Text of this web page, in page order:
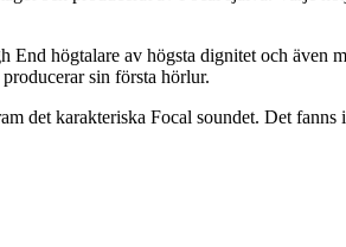
högtalare av högsta dignitet och även
sin första hörlur.
det karakteriska Focal soundet. Det fanns